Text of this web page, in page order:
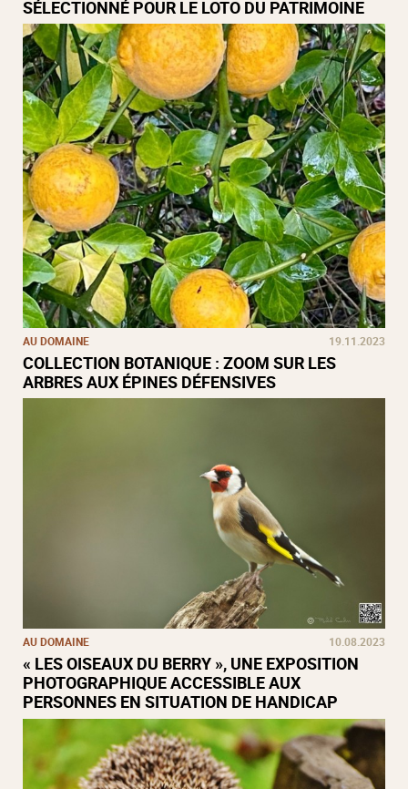
SÉLECTIONNÉ POUR LE LOTO DU PATRIMOINE
AU DOMAINE 19.11.2023
COLLECTION BOTANIQUE : ZOOM SUR LES
ARBRES AUX ÉPINES DÉFENSIVES
AU DOMAINE 10.08.2023
« LES OISEAUX DU BERRY », UNE EXPOSITION
PHOTOGRAPHIQUE ACCESSIBLE AUX
PERSONNES EN SITUATION DE HANDICAP